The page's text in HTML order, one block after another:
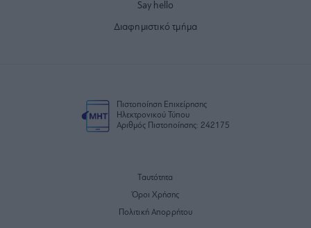
Say hello
Διαφημιστικό τμήμα
Πιστοποίηση Επιχείρησης
Ηλεκτρονικού Τύπου
Αριθμός Πιστοποίησης: 242175
Ταυτότητα
Όροι Χρήσης
Πολιτική Απορρήτου